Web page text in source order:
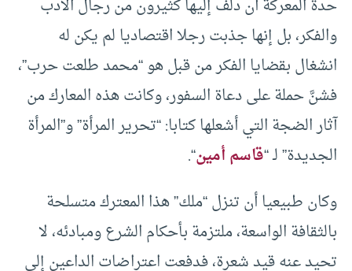
حدة المعركة أن دلف إليها كثيرون من رجال الأدب
والفكر، بل إنها جذبت رجلا اقتصاديا لم يكن له
انشغال بقضايا الفكر من قبل هو “محمد طلعت حرب”،
فشنَّ حملة على دعاة السفور، وكانت هذه المعارك من
آثار الضجة التي أشعلها كتابا: “تحرير المرأة” و”المرأة
الجديدة” لـ “قاسم أمين“.
وكان طبيعيا أن تنزل “ملك” هذا المعترك متسلحة
بالثقافة الواسعة، ملتزمة بأحكام الشرع ومبادئه، لا
تحيد عنه قيد شعرة، فدفعت اعتراضات الداعين إلى